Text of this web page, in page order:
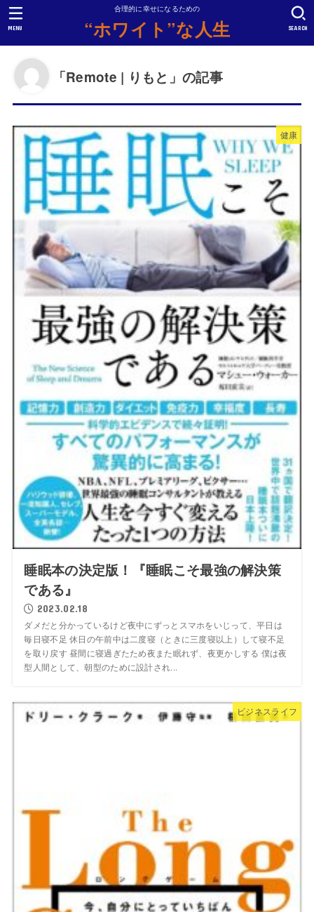
合理的に幸せになるための
“ホワイト”な人生 SEARCH
MENU
「Remote | りもと」の記事
健康
睡眠本の決定版！『睡眠こそ最強の解決策
である』
2023.02.18
ダメだと分かっているけど夜中にずっとスマホをいじって、平日は
毎日寝不足 休日の午前中は二度寝（ときに三度寝以上）して寝不足
を取り戻す 昼間に寝過ぎたため夜また眠れず、夜更かしする 僕は夜
型人間として、朝型のために設計され...
ビジネスライフ